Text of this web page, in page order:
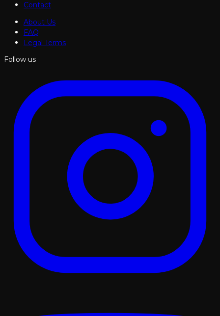
Contact
About Us
FAQ
Legal Terms
Follow us